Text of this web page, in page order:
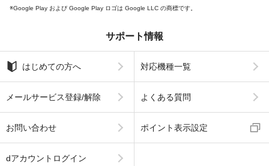
Google Play および Google Play ロゴは Google LLC の商標です。
サポート情報
はじめての方へ 対応機種一覧
メールサービス登録/解除 よくある質問
お問い合わせ ポイント表示設定
dアカウントログイン